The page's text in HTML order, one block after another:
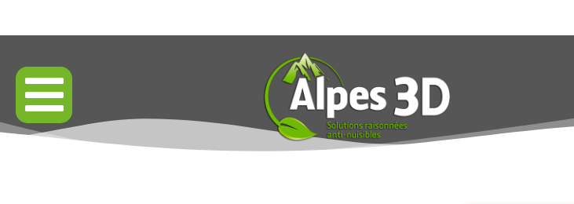
Résultats garantis par contrat